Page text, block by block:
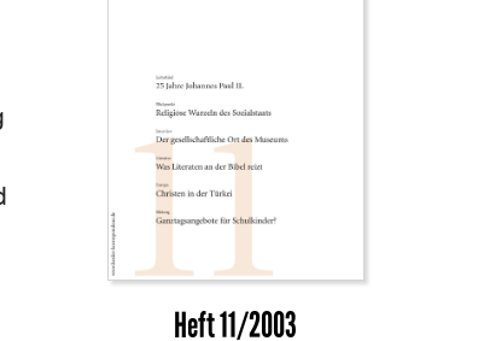
Heft 11/2003